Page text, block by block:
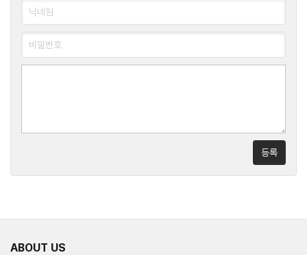
등록
ABOUT US